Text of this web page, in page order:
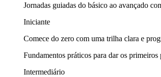
Jornadas guiadas do básico ao avançado
Iniciante
Comece do zero com uma trilha clara e
Fundamentos práticos para dar os
Intermediário